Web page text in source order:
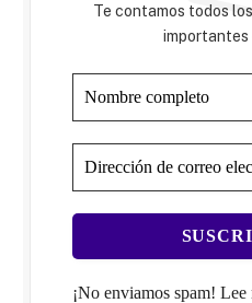
Te contamos todos
importantes
¡No enviamos spam! Lee